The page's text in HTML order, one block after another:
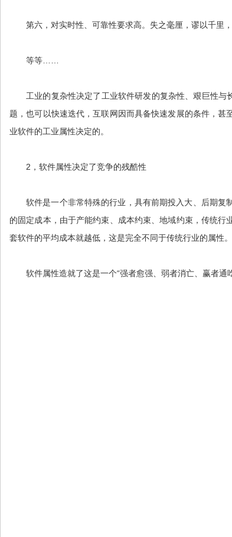
第六，对实时性、可靠性要求高。失之毫厘，谬以千里
等等……
工业的复杂性决定了工业软件研发的复杂性、艰巨性
题，也可以快速迭代，互联网因而具备快速发展的条件，
业软件的工业属性决定的。
2，软件属性决定了竞争的残酷性
软件是一个非常特殊的行业，具有前期投入大、后期
的固定成本，由于产能约束、成本约束、地域约束，传统
套软件的平均成本就越低，这是完全不同于传统行业的属性。
软件属性造就了这是一个“强者愈强、弱者消亡、赢者